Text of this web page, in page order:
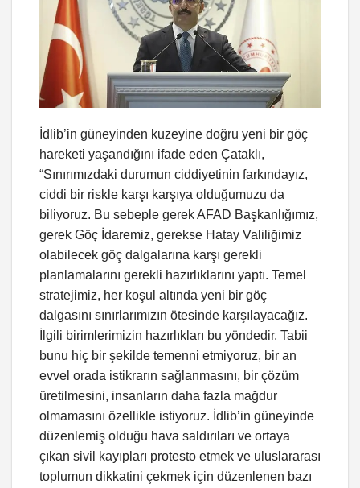
İdlib’in güneyinden kuzeyine doğru yeni bir göç
hareketi yaşandığını ifade eden Çataklı,
“Sınırımızdaki durumun ciddiyetinin farkındayız,
ciddi bir riskle karşı karşıya olduğumuzu da
biliyoruz. Bu sebeple gerek AFAD Başkanlığımız,
gerek Göç İdaremiz, gerekse Hatay Valiliğimiz
olabilecek göç dalgalarına karşı gerekli
planlamalarını gerekli hazırlıklarını yaptı. Temel
stratejimiz, her koşul altında yeni bir göç
dalgasını sınırlarımızın ötesinde karşılayacağız.
İlgili birimlerimizin hazırlıkları bu yöndedir. Tabii
bunu hiç bir şekilde temenni etmiyoruz, bir an
evvel orada istikrarın sağlanmasını, bir çözüm
üretilmesini, insanların daha fazla mağdur
olmamasını özellikle istiyoruz. İdlib’in güneyinde
düzenlemiş olduğu hava saldırıları ve ortaya
çıkan sivil kayıpları protesto etmek ve uluslararası
toplumun dikkatini çekmek için düzenlenen bazı